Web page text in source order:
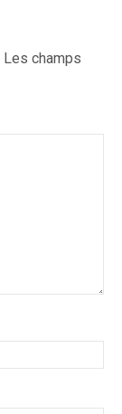
Les champs